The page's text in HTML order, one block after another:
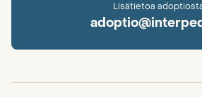
Lisätietoa